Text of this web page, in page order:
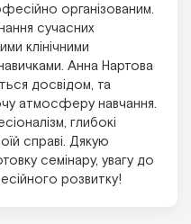
організованим.
сучасних
клінічними
Анна Нартова
досвідом, та
атмосферу навчання.
глибокі
справі. Дякую
семінару, увагу до
розвитку!